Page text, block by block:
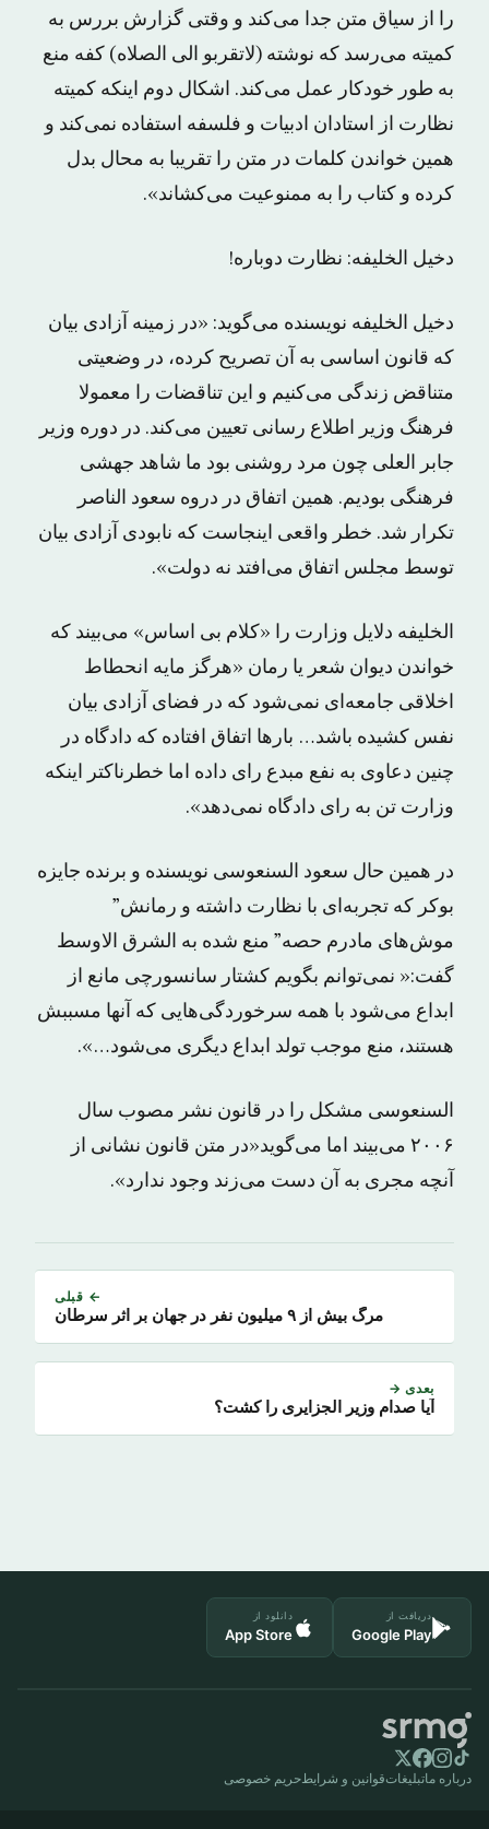
را از سیاق متن جدا می‌کند و وقتی گزارش بررس به
کمیته می‌رسد که نوشته (لاتقربو الی الصلاه) کفه منع
به طور خودکار عمل می‌کند. اشکال دوم اینکه کمیته
نظارت از استادان ادبیات و فلسفه استفاده نمی‌کند و
همین خواندن کلمات در متن را تقریبا به محال بدل
کرده و کتاب را به ممنوعیت می‌کشاند».
دخیل الخلیفه: نظارت دوباره!
دخیل الخلیفه نویسنده می‌گوید: «در زمینه آزادی بیان
که قانون اساسی به آن تصریح کرده، در وضعیتی
متناقض زندگی می‌کنیم و این تناقضات را معمولا
فرهنگ وزیر اطلاع رسانی تعیین می‌کند. در دوره وزیر
جابر العلی چون مرد روشنی بود ما شاهد جهشی
فرهنگی بودیم. همین اتفاق در دروه سعود الناصر
تکرار شد. خطر واقعی اینجاست که نابودی آزادی بیان
توسط مجلس اتفاق می‌افتد نه دولت».
الخلیفه دلایل وزارت را «کلام بی اساس» می‌بیند که
خواندن دیوان شعر یا رمان «هرگز مایه انحطاط
اخلاقی جامعه‌ای نمی‌شود که در فضای آزادی بیان
نفس کشیده باشد… بارها اتفاق افتاده که دادگاه در
چنین دعاوی به نفع مبدع رای داده اما خطرناکتر اینکه
وزارت تن به رای دادگاه نمی‌دهد».
در همین حال سعود السنعوسی نویسنده و برنده جایزه
بوکر که تجربه‌ای با نظارت داشته و رمانش”
موش‌های مادرم حصه” منع شده به الشرق الاوسط
گفت:« نمی‌توانم بگویم کشتار سانسورچی مانع از
ابداع می‌شود با همه سرخوردگی‌هایی که آنها مسببش
هستند، منع موجب تولد ابداع دیگری می‌شود…».
السنعوسی مشکل را در قانون نشر مصوب سال
۲۰۰۶ می‌بیند اما می‌گوید«در متن قانون نشانی از
آنچه مجری به آن دست می‌زند وجود ندارد».
← قبلی
مرگ بیش از ۹ میلیون نفر در جهان بر اثر سرطان
بعدی →
آیا صدام وزیر الجزایری را کشت؟
دریافت از
Google Play
دانلود از
App Store
درباره ماتبلیغاتقوانین و شرایطحریم خصوصی